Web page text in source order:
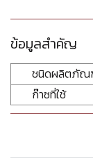
ข้อมูลสำคัญ
ชนิดผลิตภัณ
ก๊าซที่ใช้